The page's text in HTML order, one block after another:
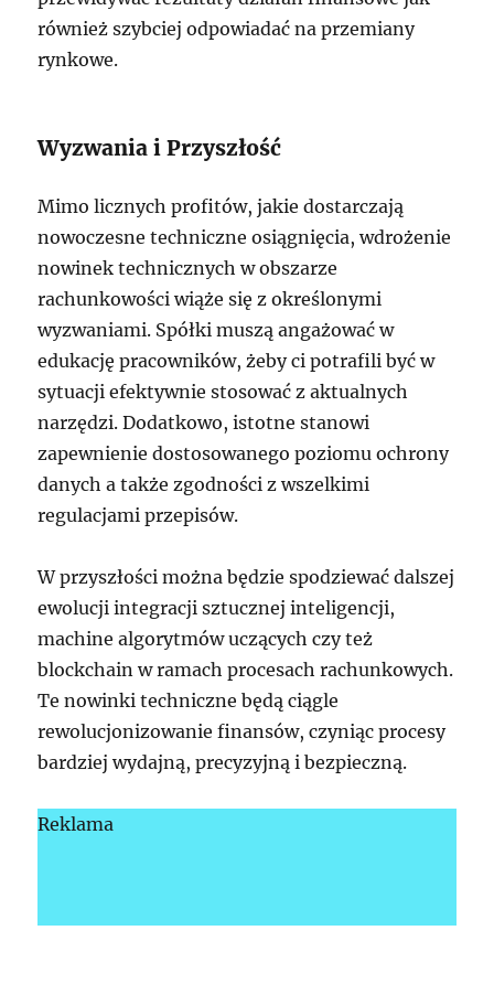
również szybciej odpowiadać na przemiany
rynkowe.
Wyzwania i Przyszłość
Mimo licznych profitów, jakie dostarczają
nowoczesne techniczne osiągnięcia, wdrożenie
nowinek technicznych w obszarze
rachunkowości wiąże się z określonymi
wyzwaniami. Spółki muszą angażować w
edukację pracowników, żeby ci potrafili być w
sytuacji efektywnie stosować z aktualnych
narzędzi. Dodatkowo, istotne stanowi
zapewnienie dostosowanego poziomu ochrony
danych a także zgodności z wszelkimi
regulacjami przepisów.
W przyszłości można będzie spodziewać dalszej
ewolucji integracji sztucznej inteligencji,
machine algorytmów uczących czy też
blockchain w ramach procesach rachunkowych.
Te nowinki techniczne będą ciągle
rewolucjonizowanie finansów, czyniąc procesy
bardziej wydajną, precyzyjną i bezpieczną.
Reklama